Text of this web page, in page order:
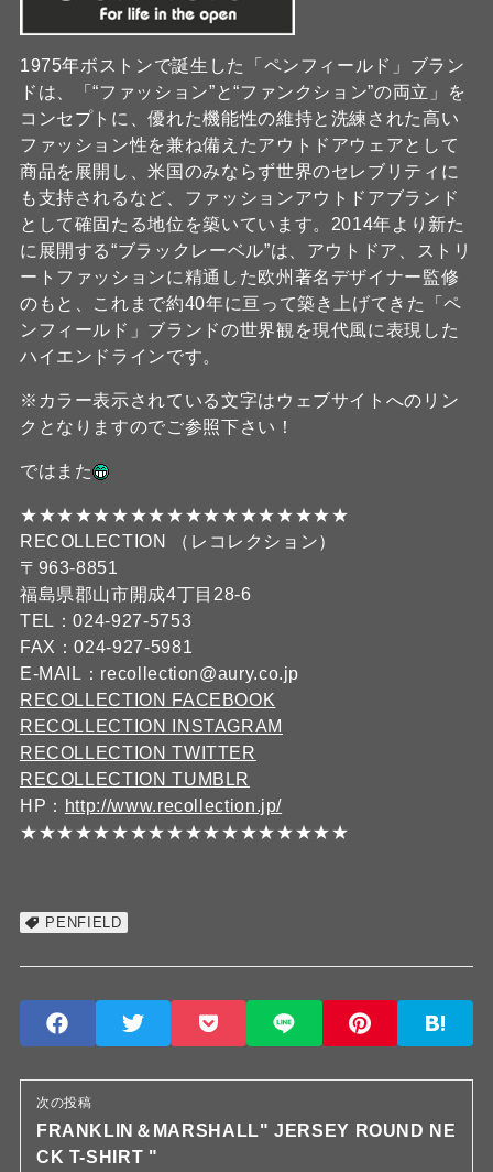
1975年ボストンで誕生した「ペンフィールド」ブラン
ドは、「“ファッション”と“ファンクション”の両立」を
コンセプトに、優れた機能性の維持と洗練された高い
ファッション性を兼ね備えたアウトドアウェアとして
商品を展開し、米国のみならず世界のセレブリティに
も支持されるなど、ファッションアウトドアブランド
として確固たる地位を築いています。2014年より新た
に展開する“ブラックレーベル”は、アウトドア、ストリ
ートファッションに精通した欧州著名デザイナー監修
のもと、これまで約40年に亘って築き上げてきた「ペ
ンフィールド」ブランドの世界観を現代風に表現した
ハイエンドラインです。
※カラー表示されている文字はウェブサイトへのリン
クとなりますのでご参照下さい！
ではまた
★★★★★★★★★★★★★★★★★★
RECOLLECTION （レコレクション）
〒963-8851
福島県郡山市開成4丁目28-6
TEL：024-927-5753
FAX：024-927-5981
E-MAIL：recollection@aury.co.jp
RECOLLECTION FACEBOOK
RECOLLECTION INSTAGRAM
RECOLLECTION TWITTER
RECOLLECTION TUMBLR
HP： http://www.recollection.jp/
★★★★★★★★★★★★★★★★★★
PENFIELD
次の投稿
FRANKLIN＆MARSHALL" JERSEY ROUND NE
CK T-SHIRT "